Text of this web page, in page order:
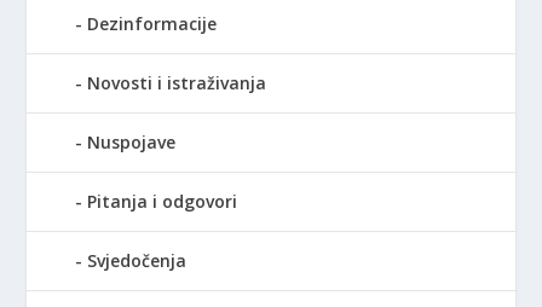
Dezinformacije
Novosti i istraživanja
Nuspojave
Pitanja i odgovori
Svjedočenja